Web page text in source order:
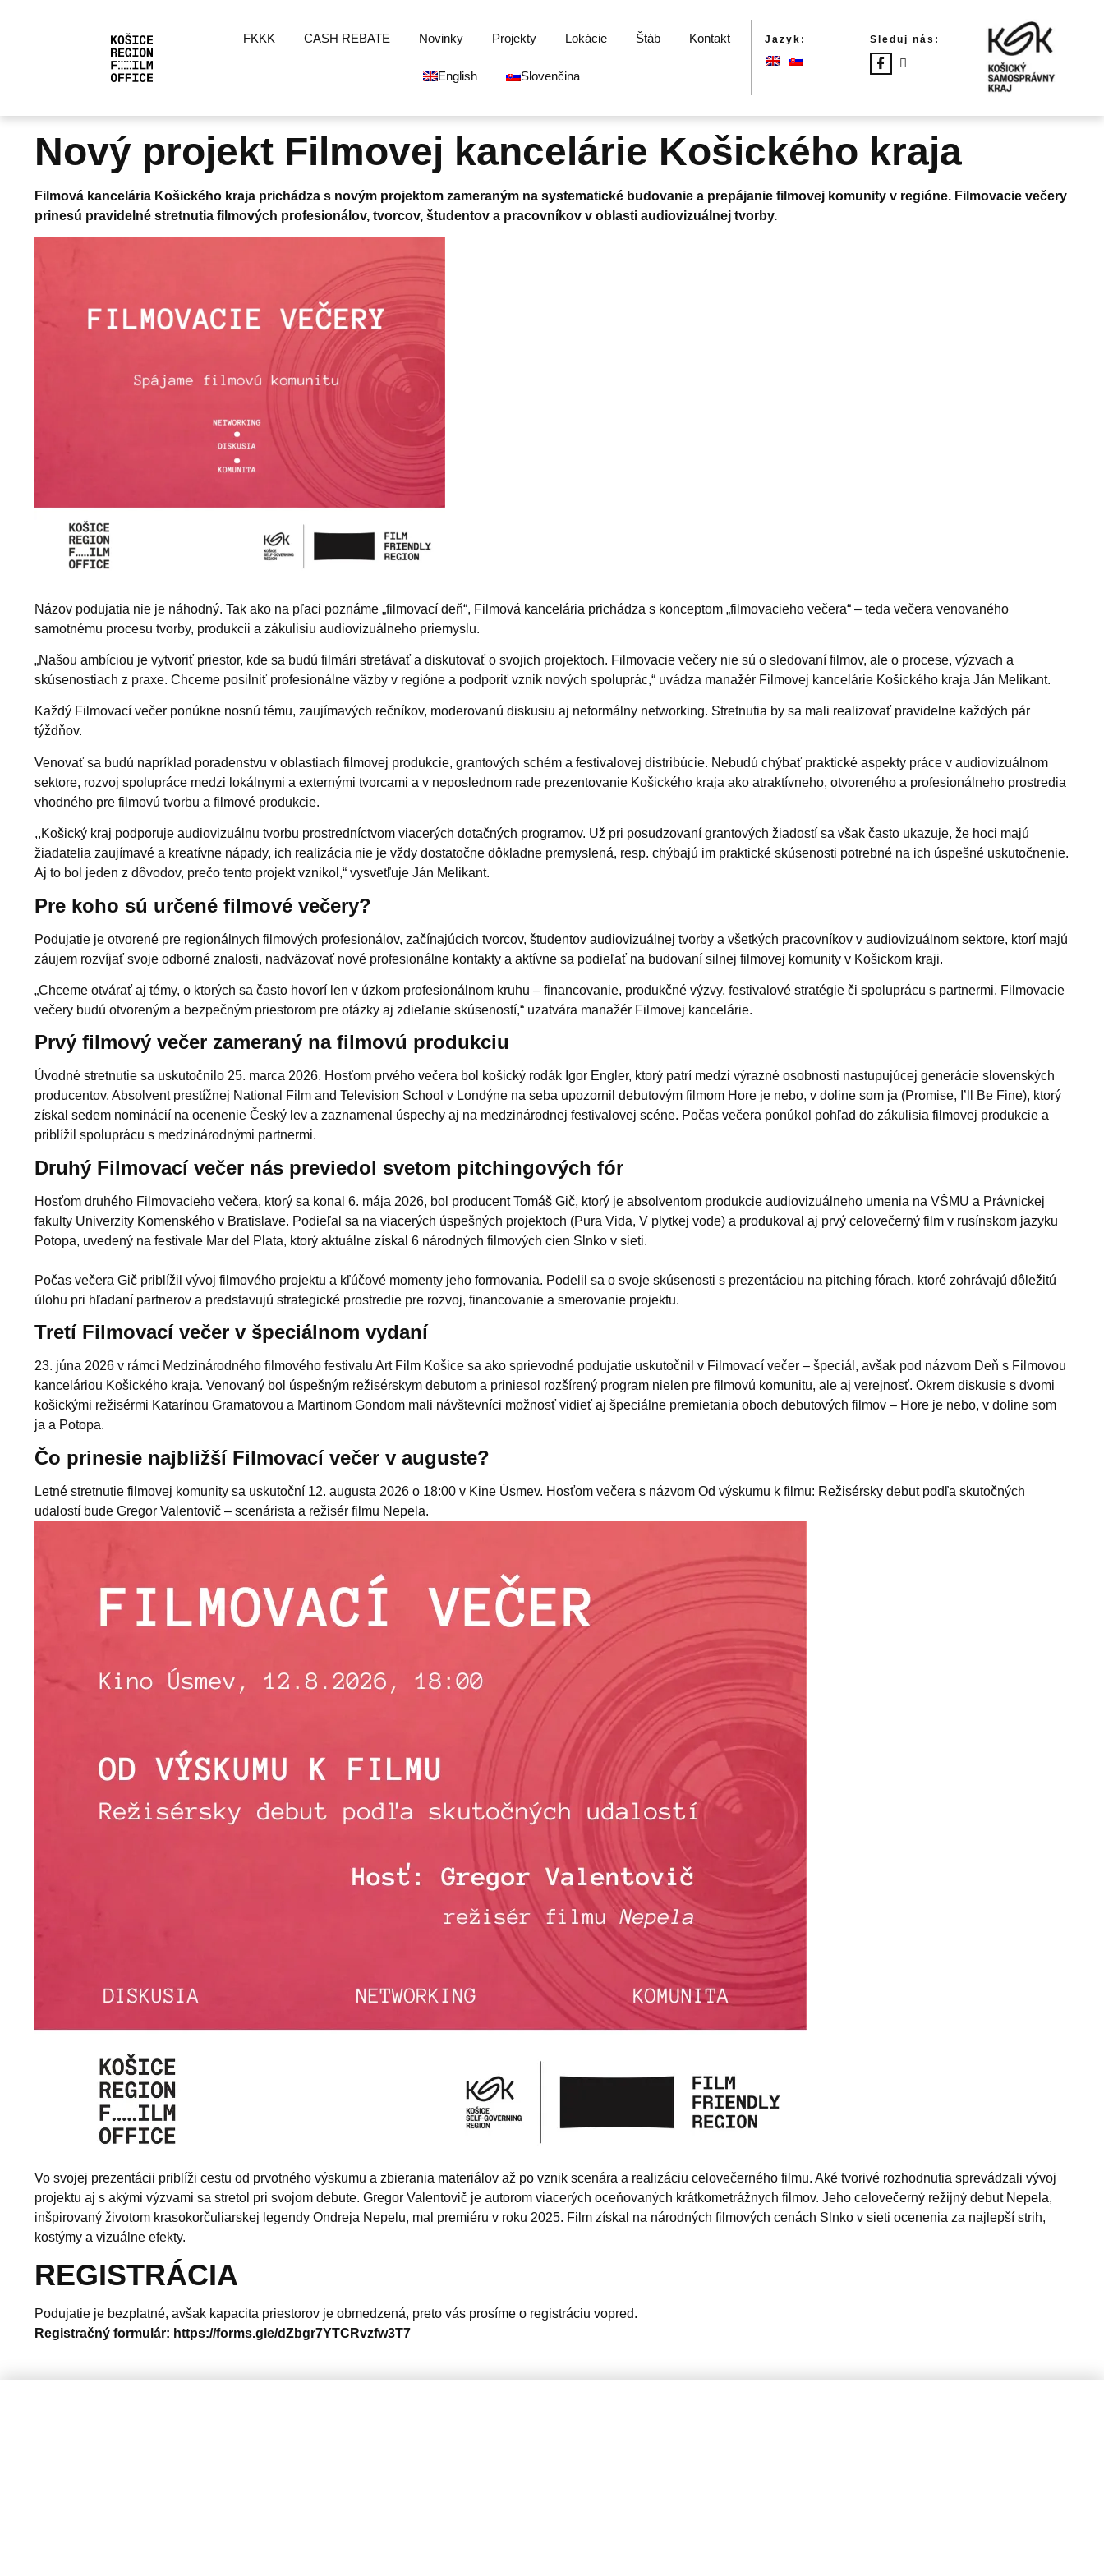
FKKK CASH REBATE Novinky Projekty Lokácie Štáb Kontakt
English Slovenčina
Jazyk: Sleduj nás:
Nový projekt Filmovej kancelárie Košického kraja
Filmová kancelária Košického kraja prichádza s novým projektom zameraným na systematické budovanie a prepájanie filmovej komunity v regióne. Filmovacie večery
prinesú pravidelné stretnutia filmových profesionálov, tvorcov, študentov a pracovníkov v oblasti audiovizuálnej tvorby.
Názov podujatia nie je náhodný. Tak ako na pľaci poznáme „filmovací deň“, Filmová kancelária prichádza s konceptom „filmovacieho večera“ – teda večera venovaného
samotnému procesu tvorby, produkcii a zákulisiu audiovizuálneho priemyslu.
„Našou ambíciou je vytvoriť priestor, kde sa budú filmári stretávať a diskutovať o svojich projektoch. Filmovacie večery nie sú o sledovaní filmov, ale o procese, výzvach a
skúsenostiach z praxe. Chceme posilniť profesionálne väzby v regióne a podporiť vznik nových spoluprác,“ uvádza manažér Filmovej kancelárie Košického kraja Ján Melikant.
Každý Filmovací večer ponúkne nosnú tému, zaujímavých rečníkov, moderovanú diskusiu aj neformálny networking. Stretnutia by sa mali realizovať pravidelne každých pár
týždňov.
Venovať sa budú napríklad poradenstvu v oblastiach filmovej produkcie, grantových schém a festivalovej distribúcie. Nebudú chýbať praktické aspekty práce v audiovizuálnom
sektore, rozvoj spolupráce medzi lokálnymi a externými tvorcami a v neposlednom rade prezentovanie Košického kraja ako atraktívneho, otvoreného a profesionálneho prostredia
vhodného pre filmovú tvorbu a filmové produkcie.
,,Košický kraj podporuje audiovizuálnu tvorbu prostredníctvom viacerých dotačných programov. Už pri posudzovaní grantových žiadostí sa však často ukazuje, že hoci majú
žiadatelia zaujímavé a kreatívne nápady, ich realizácia nie je vždy dostatočne dôkladne premyslená, resp. chýbajú im praktické skúsenosti potrebné na ich úspešné uskutočnenie.
Aj to bol jeden z dôvodov, prečo tento projekt vznikol,“ vysvetľuje Ján Melikant.
Pre koho sú určené filmové večery?
Podujatie je otvorené pre regionálnych filmových profesionálov, začínajúcich tvorcov, študentov audiovizuálnej tvorby a všetkých pracovníkov v audiovizuálnom sektore, ktorí majú
záujem rozvíjať svoje odborné znalosti, nadväzovať nové profesionálne kontakty a aktívne sa podieľať na budovaní silnej filmovej komunity v Košickom kraji.
„Chceme otvárať aj témy, o ktorých sa často hovorí len v úzkom profesionálnom kruhu – financovanie, produkčné výzvy, festivalové stratégie či spoluprácu s partnermi. Filmovacie
večery budú otvoreným a bezpečným priestorom pre otázky aj zdieľanie skúseností,“ uzatvára manažér Filmovej kancelárie.
Prvý filmový večer zameraný na filmovú produkciu
Úvodné stretnutie sa uskutočnilo 25. marca 2026. Hosťom prvého večera bol košický rodák Igor Engler, ktorý patrí medzi výrazné osobnosti nastupujúcej generácie slovenských
producentov. Absolvent prestížnej National Film and Television School v Londýne na seba upozornil debutovým filmom Hore je nebo, v doline som ja (Promise, I’ll Be Fine), ktorý
získal sedem nominácií na ocenenie Český lev a zaznamenal úspechy aj na medzinárodnej festivalovej scéne. Počas večera ponúkol pohľad do zákulisia filmovej produkcie a
priblížil spoluprácu s medzinárodnými partnermi.
Druhý Filmovací večer nás previedol svetom pitchingových fór
Hosťom druhého Filmovacieho večera, ktorý sa konal 6. mája 2026, bol producent Tomáš Gič, ktorý je absolventom produkcie audiovizuálneho umenia na VŠMU a Právnickej
fakulty Univerzity Komenského v Bratislave. Podieľal sa na viacerých úspešných projektoch (Pura Vida, V plytkej vode) a produkoval aj prvý celovečerný film v rusínskom jazyku
Potopa, uvedený na festivale Mar del Plata, ktorý aktuálne získal 6 národných filmových cien Slnko v sieti.
Počas večera Gič priblížil vývoj filmového projektu a kľúčové momenty jeho formovania. Podelil sa o svoje skúsenosti s prezentáciou na pitching fórach, ktoré zohrávajú dôležitú
úlohu pri hľadaní partnerov a predstavujú strategické prostredie pre rozvoj, financovanie a smerovanie projektu.
Tretí Filmovací večer v špeciálnom vydaní
23. júna 2026 v rámci Medzinárodného filmového festivalu Art Film Košice sa ako sprievodné podujatie uskutočnil v Filmovací večer – špeciál, avšak pod názvom Deň s Filmovou
kanceláriou Košického kraja. Venovaný bol úspešným režisérskym debutom a priniesol rozšírený program nielen pre filmovú komunitu, ale aj verejnosť. Okrem diskusie s dvomi
košickými režisérmi Katarínou Gramatovou a Martinom Gondom mali návštevníci možnosť vidieť aj špeciálne premietania oboch debutových filmov – Hore je nebo, v doline som
ja a Potopa.
Čo prinesie najbližší Filmovací večer v auguste?
Letné stretnutie filmovej komunity sa uskutoční 12. augusta 2026 o 18:00 v Kine Úsmev. Hosťom večera s názvom Od výskumu k filmu: Režisérsky debut podľa skutočných
udalostí bude Gregor Valentovič – scenárista a režisér filmu Nepela.
Vo svojej prezentácii priblíži cestu od prvotného výskumu a zbierania materiálov až po vznik scenára a realizáciu celovečerného filmu. Aké tvorivé rozhodnutia sprevádzali vývoj
projektu aj s akými výzvami sa stretol pri svojom debute. Gregor Valentovič je autorom viacerých oceňovaných krátkometrážnych filmov. Jeho celovečerný režijný debut Nepela,
inšpirovaný životom krasokorčuliarskej legendy Ondreja Nepelu, mal premiéru v roku 2025. Film získal na národných filmových cenách Slnko v sieti ocenenia za najlepší strih,
kostýmy a vizuálne efekty.
REGISTRÁCIA
Podujatie je bezplatné, avšak kapacita priestorov je obmedzená, preto vás prosíme o registráciu vopred.
Registračný formulár: https://forms.gle/dZbgr7YTCRvzfw3T7